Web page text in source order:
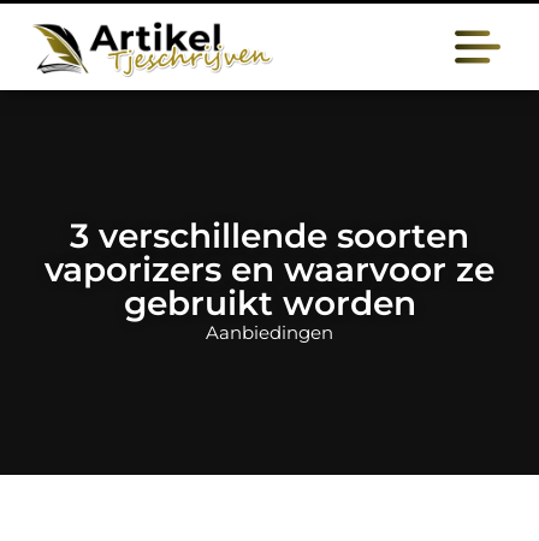
3 verschillende soorten
vaporizers en waarvoor ze
gebruikt worden
Aanbiedingen